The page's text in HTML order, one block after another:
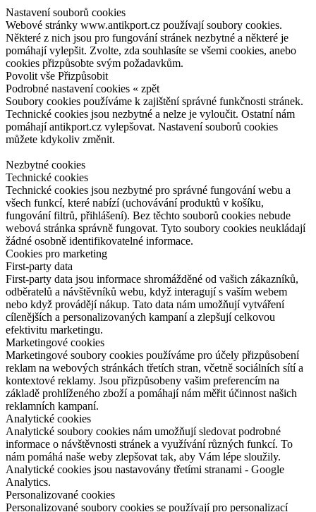
Nastavení souborů cookies
Webové stránky www.antikport.cz používají soubory cookies.
Některé z nich jsou pro fungování stránek nezbytné a některé je
pomáhají vylepšit. Zvolte, zda souhlasíte se všemi cookies, anebo
cookies přizpůsobte svým požadavkům.
Povolit vše Přizpůsobit
Podrobné nastavení cookies « zpět
Soubory cookies používáme k zajištění správné funkčnosti stránek.
Technické cookies jsou nezbytné a nelze je vyloučit. Ostatní nám
pomáhají antikport.cz vylepšovat. Nastavení souborů cookies
můžete kdykoliv změnit.
Nezbytné cookies
Technické cookies
Technické cookies jsou nezbytné pro správné fungování webu a
všech funkcí, které nabízí (uchovávání produktů v košíku,
fungování filtrů, přihlášení). Bez těchto souborů cookies nebude
webová stránka správně fungovat. Tyto soubory cookies neukládají
žádné osobně identifikovatelné informace.
Cookies pro marketing
First-party data
First-party data jsou informace shromážděné od vašich zákazníků,
odběratelů a návštěvníků webu, když interagují s vaším webem
nebo když provádějí nákup. Tato data nám umožňují vytváření
cílenějších a personalizovaných kampaní a zlepšují celkovou
efektivitu marketingu.
Marketingové cookies
Marketingové soubory cookies používáme pro účely přizpůsobení
reklam na webových stránkách třetích stran, včetně sociálních sítí a
kontextové reklamy. Jsou přizpůsobeny vašim preferencím na
základě prohlíženého zboží a pomáhají nám měřit účinnost našich
reklamních kampaní.
Analytické cookies
Analytické soubory cookies nám umožňují sledovat podrobné
informace o návštěvnosti stránek a využívání různých funkcí. To
nám pomáhá naše weby zlepšovat tak, aby Vám lépe sloužily.
Analytické cookies jsou nastavovány třetími stranami - Google
Analytics.
Personalizované cookies
Personalizované soubory cookies se používají pro personalizací